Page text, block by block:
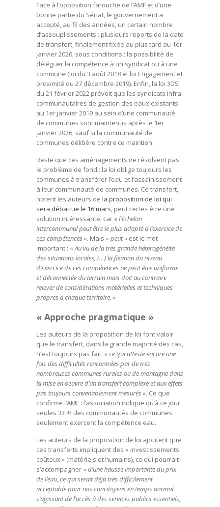
Face à l’opposition farouche de l’AMF et d’une
bonne partie du Sénat, le gouvernement a
accepté, au fil des années, un certain nombre
d’assouplissements : plusieurs reports de la date
de transfert, finalement fixée au plus tard au 1er
janvier 2026, sous conditions ; la possibilité de
déléguer la compétence à un syndicat ou à une
commune (loi du 3 août 2018 et loi Engagement et
proximité du 27 décembre 2019). Enfin, la loi 3DS
du 21 février 2022 prévoit que les syndicats infra-
communautaires de gestion des eaux existants
au 1er janvier 2019 au sein d’une communauté
de communes sont maintenus après le 1er
janvier 2026, sauf si la communauté de
communes délibère contre ce maintien.
Reste que ces aménagements ne résolvent pas
le problème de fond : la loi oblige toujours les
communes à transférer l’eau et l’assainissement
à leur communauté de communes. Ce transfert,
notent les auteurs de la proposition de loi qui
sera débattue le 16 mars, peut certes être une
solution intéressante, car « l’échelon
intercommunal peut être le plus adapté à l’exercice de
ces compétences ». Mais « peut» est le mot
important : «Au vu de la très grande hétérogénéité
des situations locales, (…) la fixation du niveau
d’exercice de ces compétences ne peut être uniforme
et déconnectée du terrain mais doit au contraire
relever de considérations matérielles et techniques
propres à chaque territoire. »
« Approche pragmatique »
Les auteurs de la proposition de loi font valoir
que le transfert, dans la grande majorité des cas,
n’est toujours pas fait, « ce qui atteste encore une
fois des difficultés rencontrées par de très
nombreuses communes rurales ou de montagne dans
la mise en oeuvre d’un transfert complexe et aux effets
pas toujours convenablement mesurés ». Ce que
confirme l’AMF : l’association indique qu’à ce jour,
seules 33 % des communautés de communes
seulement exercent la compétence eau.
Les auteurs de la proposition de loi ajoutent que
ces transferts impliquent des « investissements
coûteux » (matériels et humains), ce qui pourrait
s’accompagner « d’une hausse importante du prix
de l’eau, ce qui serait déjà très difficilement
acceptable pour nos concitoyens en temps normal
s’agissant de l’accès à des services publics essentiels,